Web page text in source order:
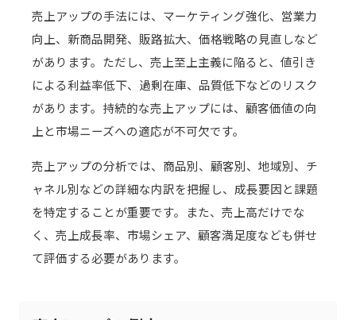
売上アップの手法には、マーケティング強化、営業力
向上、新商品開発、販路拡大、価格戦略の見直しなど
があります。ただし、売上至上主義に陥ると、値引き
による利益率低下、過剰在庫、品質低下などのリスク
があります。持続的な売上アップには、顧客価値の向
上と市場ニーズへの適応が不可欠です。
売上アップの分析では、商品別、顧客別、地域別、チ
ャネル別などの詳細な内訳を把握し、成長要因と課題
を特定することが重要です。また、売上高だけでな
く、売上成長率、市場シェア、顧客満足度なども併せ
て評価する必要があります。